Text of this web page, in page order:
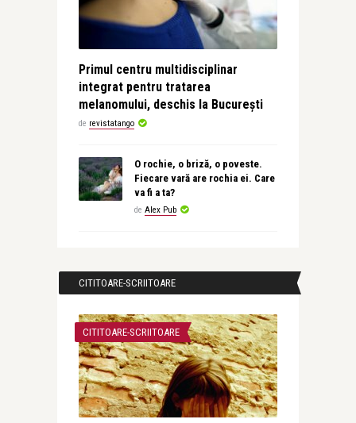
Primul centru multidisciplinar
integrat pentru tratarea
melanomului, deschis la București
de revistatango
O rochie, o briză, o poveste.
Fiecare vară are rochia ei. Care
va fi a ta?
de Alex Pub
CITITOARE-SCRIITOARE
CITITOARE-SCRIITOARE